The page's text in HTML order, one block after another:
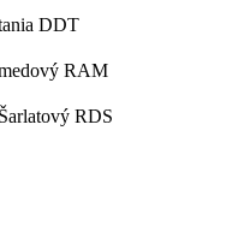
DDT
RAM
RDS